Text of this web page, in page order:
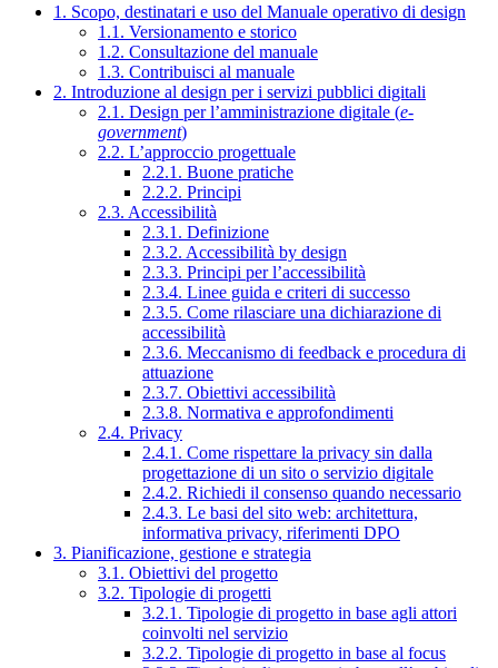
1. Scopo, destinatari e uso del Manuale operativo di design
1.1. Versionamento e storico
1.2. Consultazione del manuale
1.3. Contribuisci al manuale
2. Introduzione al design per i servizi pubblici digitali
2.1. Design per l’amministrazione digitale (e-
government)
2.2. L’approccio progettuale
2.2.1. Buone pratiche
2.2.2. Principi
2.3. Accessibilità
2.3.1. Definizione
2.3.2. Accessibilità by design
2.3.3. Principi per l’accessibilità
2.3.4. Linee guida e criteri di successo
2.3.5. Come rilasciare una dichiarazione di
accessibilità
2.3.6. Meccanismo di feedback e procedura di
attuazione
2.3.7. Obiettivi accessibilità
2.3.8. Normativa e approfondimenti
2.4. Privacy
2.4.1. Come rispettare la privacy sin dalla
progettazione di un sito o servizio digitale
2.4.2. Richiedi il consenso quando necessario
2.4.3. Le basi del sito web: architettura,
informativa privacy, riferimenti DPO
3. Pianificazione, gestione e strategia
3.1. Obiettivi del progetto
3.2. Tipologie di progetti
3.2.1. Tipologie di progetto in base agli attori
coinvolti nel servizio
3.2.2. Tipologie di progetto in base al focus